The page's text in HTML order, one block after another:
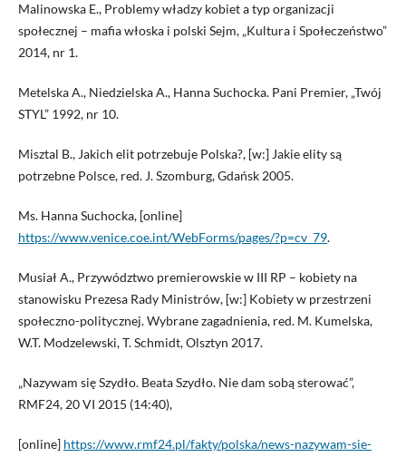
Malinowska E., Problemy władzy kobiet a typ organizacji
społecznej – mafia włoska i polski Sejm, „Kultura i Społeczeństwo”
2014, nr 1.
Metelska A., Niedzielska A., Hanna Suchocka. Pani Premier, „Twój
STYL” 1992, nr 10.
Misztal B., Jakich elit potrzebuje Polska?, [w:] Jakie elity są
potrzebne Polsce, red. J. Szomburg, Gdańsk 2005.
Ms. Hanna Suchocka, [online]
https://www.venice.coe.int/WebForms/pages/?p=cv_79.
Musiał A., Przywództwo premierowskie w III RP – kobiety na
stanowisku Prezesa Rady Ministrów, [w:] Kobiety w przestrzeni
społeczno-politycznej. Wybrane zagadnienia, red. M. Kumelska,
W.T. Modzelewski, T. Schmidt, Olsztyn 2017.
„Nazywam się Szydło. Beata Szydło. Nie dam sobą sterować”,
RMF24, 20 VI 2015 (14:40),
[online] https://www.rmf24.pl/fakty/polska/news-nazywam-sie-